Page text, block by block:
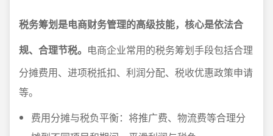
税务筹划是电商财务管理的高级技能，核心是依法合
规、合理节税。 电商企业常用的税务筹划手段包括合理
分摊费用、进项税抵扣、利润分配、税收优惠政策申请
等。
费用分摊与税负平衡：将推广费、物流费等合理分